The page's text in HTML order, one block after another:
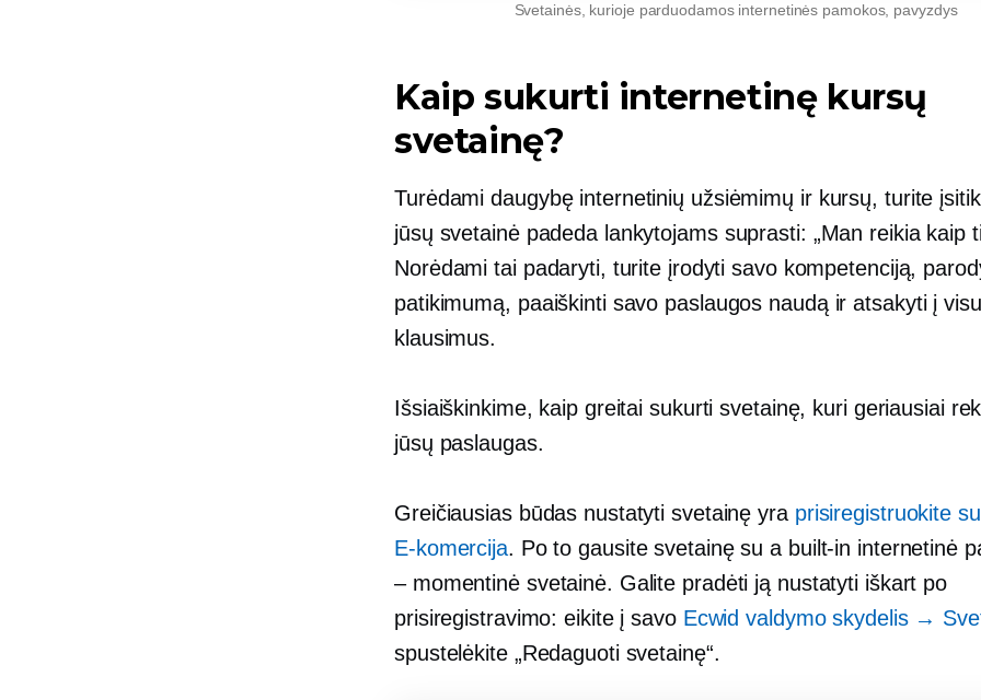
Svetainės, kurioje parduodamos internetinės pamokos, pavyzdys
Kaip sukurti internetinę kursų
svetainę?
Turėdami daugybę internetinių užsiėmimų ir kursų, turite
jūsų svetainė padeda lankytojams suprasti: „Man reikia kaip
Norėdami tai padaryti, turite įrodyti savo kompetenciją,
patikimumą, paaiškinti savo paslaugos naudą ir atsakyti į
klausimus.
Išsiaiškinkime, kaip greitai sukurti svetainę, kuri geriausiai
jūsų paslaugas.
Greičiausias būdas nustatyti svetainę yra prisiregistruokite
E-komercija. Po to gausite svetainę su a built-in internetinė
– momentinė svetainė. Galite pradėti ją nustatyti iškart po
prisiregistravimo: eikite į savo Ecwid valdymo skydelis →
spustelėkite „Redaguoti svetainę“.